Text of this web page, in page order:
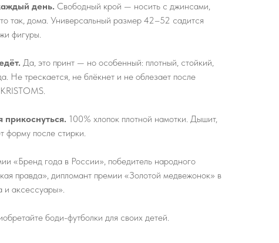
день. Свободный крой — носить с джинсами,
так, дома. Универсальный размер 42–52 садится
фигуры.
Да, это принт — но особенный: плотный, стойкий,
Не трескается, не блёкнет и не облезает после
прикоснуться. 100% хлопок плотной намотки. Дышит,
форму после стирки.
«Бренд года в России», победитель народного
правда», дипломант премии «Золотой медвежонок» в
и аксессуары».
боди-футболки для своих детей.